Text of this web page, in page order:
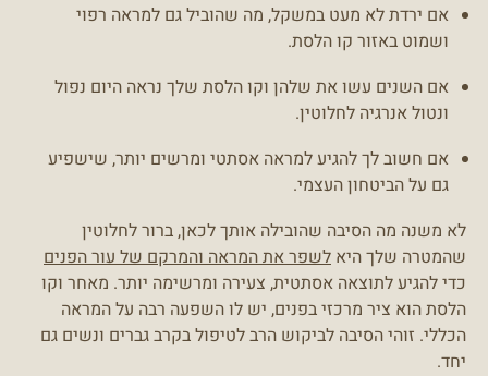
אם ירדת לא מעט במשקל, מה שהוביל גם למראה רפוי
ושמוט באזור קו הלסת.
אם השנים עשו את שלהן וקו הלסת שלך נראה היום נפול
ונטול אנרגיה לחלוטין.
אם חשוב לך להגיע למראה אסתטי ומרשים יותר, שישפיע
גם על הביטחון העצמי.
לא משנה מה הסיבה שהובילה אותך לכאן, ברור לחלוטין
שהמטרה שלך היא לשפר את המראה והמרקם של עור הפנים
כדי להגיע לתוצאה אסתטית, צעירה ומרשימה יותר. מאחר וקו
הלסת הוא ציר מרכזי בפנים, יש לו השפעה רבה על המראה
הכללי. זוהי הסיבה לביקוש הרב לטיפול בקרב גברים ונשים גם
יחד.